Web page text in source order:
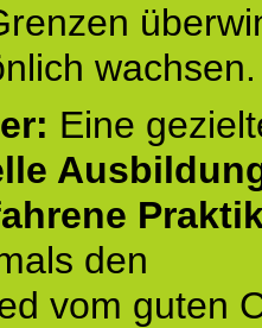
wachsen.
Eine
den
vom guten